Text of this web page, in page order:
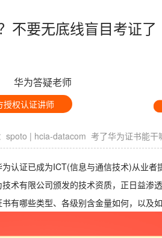
不要无底线盲目考证了
华为答疑老师
授权认证讲师
spoto | hcia-datacom 考了华为证书能干
认证已成为ICT(信息与通信技术)从业者
术有限公司颁发的技术资质，正日益渗
有哪些类型、各级别含金量如何，以及